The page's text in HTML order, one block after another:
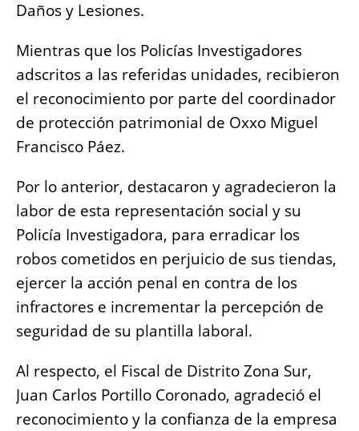
Daños y Lesiones.
Mientras que los Policías Investigadores
adscritos a las referidas unidades, recibieron
el reconocimiento por parte del coordinador
de protección patrimonial de Oxxo Miguel
Francisco Páez.
Por lo anterior, destacaron y agradecieron la
labor de esta representación social y su
Policía Investigadora, para erradicar los
robos cometidos en perjuicio de sus tiendas,
ejercer la acción penal en contra de los
infractores e incrementar la percepción de
seguridad de su plantilla laboral.
Al respecto, el Fiscal de Distrito Zona Sur,
Juan Carlos Portillo Coronado, agradeció el
reconocimiento y la confianza de la empresa